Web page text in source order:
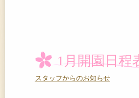
1月開園日程
スタッフからのお知らせ